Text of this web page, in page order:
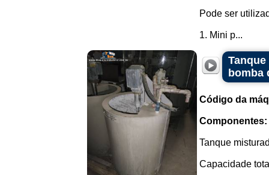
Pode ser
1. Mini p...
bomba
Código da
Componentes:
Tanque
Capacidade